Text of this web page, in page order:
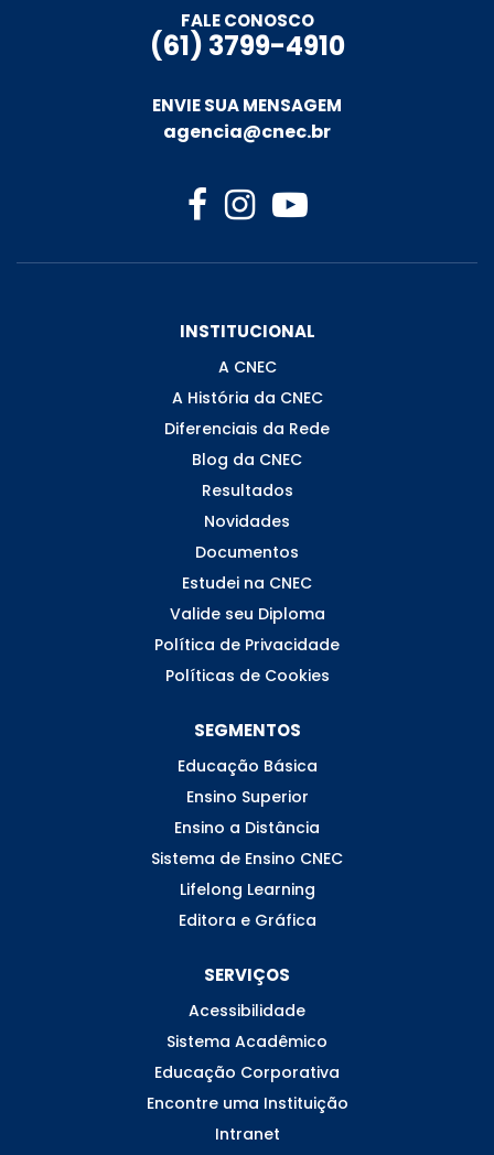
FALE CONOSCO
(61) 3799-4910
ENVIE SUA MENSAGEM
agencia@cnec.br
INSTITUCIONAL
A CNEC
A História da CNEC
Diferenciais da Rede
Blog da CNEC
Resultados
Novidades
Documentos
Estudei na CNEC
Valide seu Diploma
Política de Privacidade
Políticas de Cookies
SEGMENTOS
Educação Básica
Ensino Superior
Ensino a Distância
Sistema de Ensino CNEC
Lifelong Learning
Editora e Gráfica
SERVIÇOS
Acessibilidade
Sistema Acadêmico
Educação Corporativa
Encontre uma Instituição
Intranet